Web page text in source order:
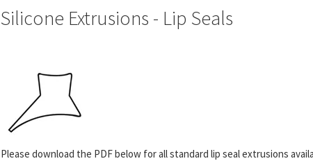
Silicone Extrusions - Lip Seals
Please download the PDF below for all standard lip seal extrusions